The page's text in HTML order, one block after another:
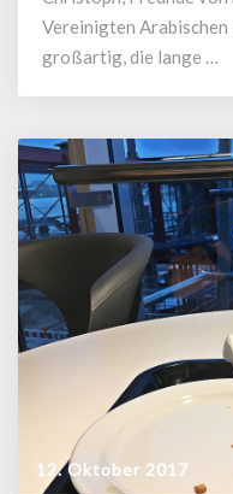
Vereinigten Arabischen
großartig, die lange …
12. Oktober 2017